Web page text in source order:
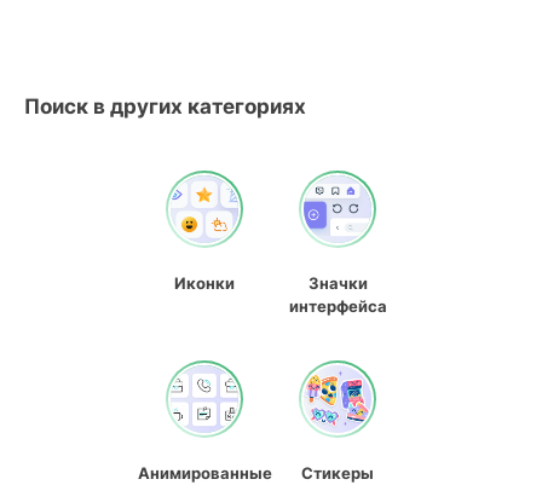
Поиск в других категориях
Иконки
Значки
интерфейса
Анимированные
Стикеры